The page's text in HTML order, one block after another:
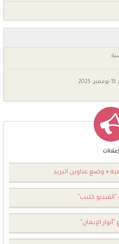
15 نوفمبر, 2025
إعلانات
+ وضع عناوين البريد
كليب"
الإيمان"